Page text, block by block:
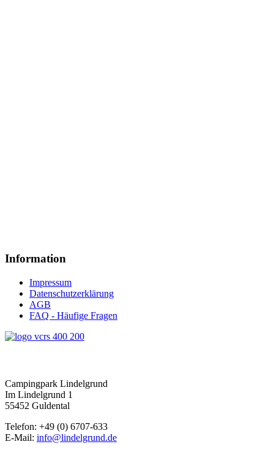
Information
Impressum
Datenschutzerklärung
AGB
FAQ - Häufige Fragen
Campingpark Lindelgrund
Im Lindelgrund 1
55452 Guldental
Telefon: +49 (0) 6707-633
E-Mail: info@lindelgrund.de